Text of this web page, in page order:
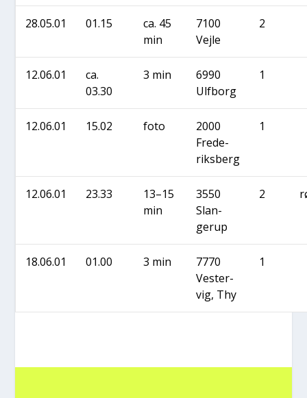
28.05.01 01.15
ca. 45
min
7100
Vej­le
2
12.06.01
ca.
03.30
3 min
6990
Ulf­borg
1
12.06.01 15.02 foto
2000
Fre­de­
riks­berg
1
12.06.01 23.33
13–15
min
3550
Slan­
gerup
2
18.06.01 01.00 3 min
7770
Vester­
vig, Thy
1